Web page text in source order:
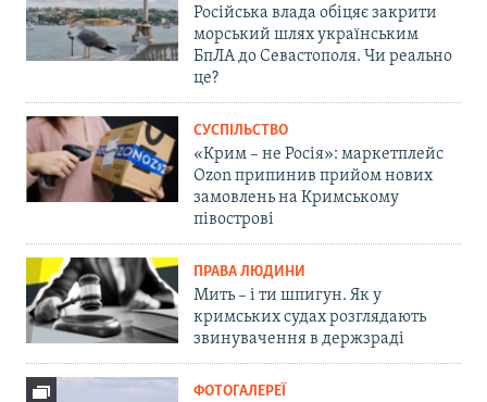
Російська влада обіцяє закрити
морський шлях українським
БпЛА до Севастополя. Чи реально
це?
СУСПІЛЬСТВО
«Крим – не Росія»: маркетплейс
Ozon припинив прийом нових
замовлень на Кримському
півострові
ПРАВА ЛЮДИНИ
Мить – і ти шпигун. Як у
кримських судах розглядають
звинувачення в держзраді
ФОТОГАЛЕРЕЇ